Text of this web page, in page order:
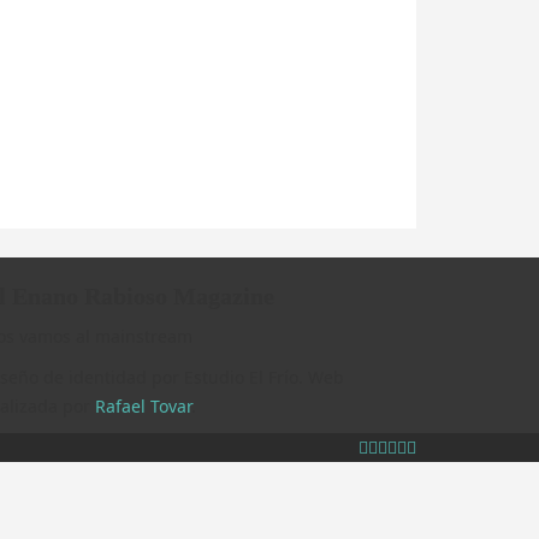
Rafael Tovar.